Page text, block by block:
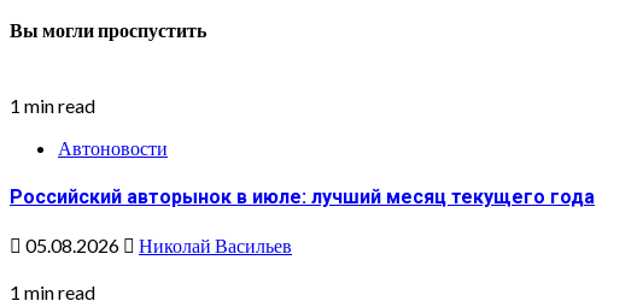
Вы могли проспустить
1 min read
Автоновости
Российский авторынок в июле: лучший месяц текущего года
05.08.2026 Николай Васильев
1 min read